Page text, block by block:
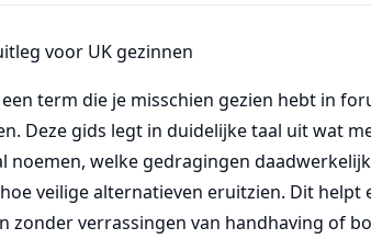
een term die je misschien gezien hebt in
Deze gids legt in duidelijke taal uit wat
noemen, welke gedragingen
veilige alternatieven eruitzien. Dit
zonder verrassingen van handhaving of